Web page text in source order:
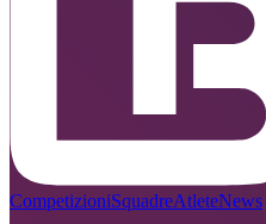
CompetizioniSquadreAtleteNews